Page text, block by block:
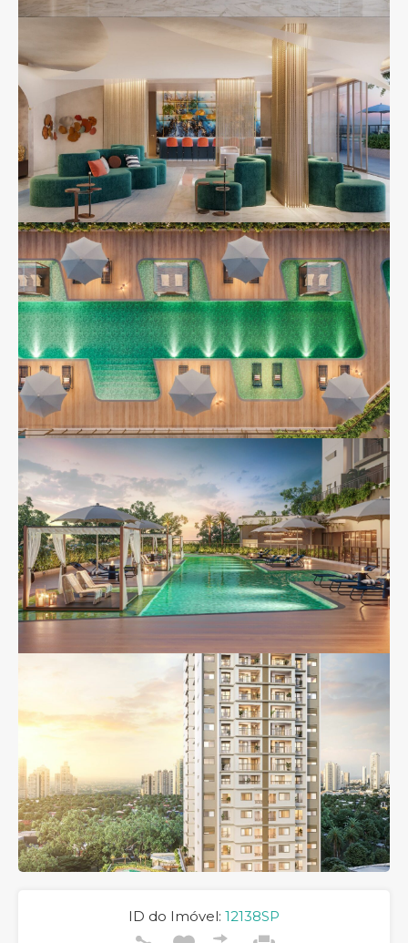
ID do Imóvel: 12138SP